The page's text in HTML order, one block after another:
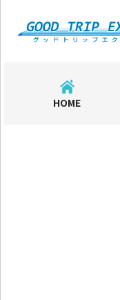
HOME